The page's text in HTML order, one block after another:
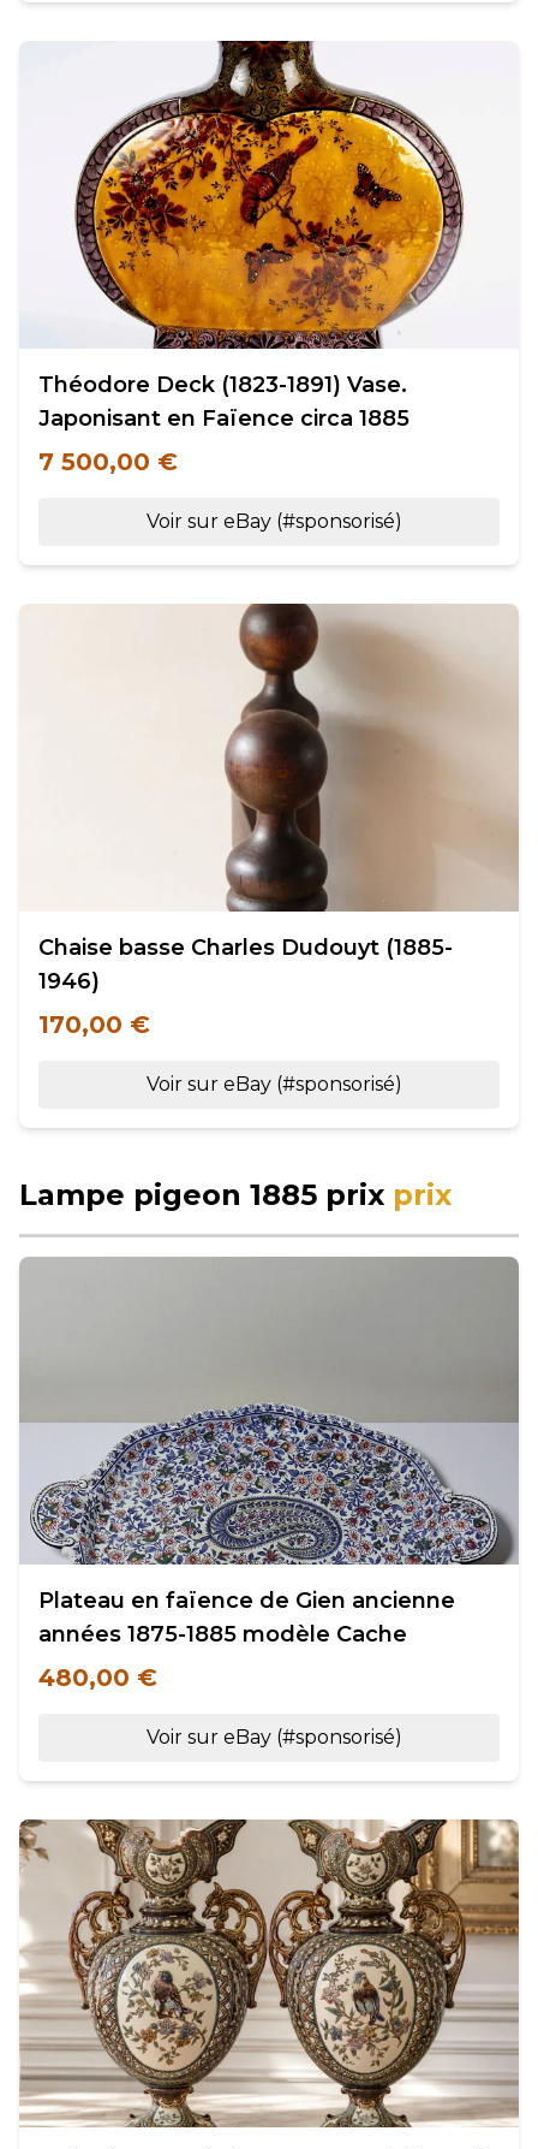
Théodore Deck (1823-1891) Vase.
Japonisant en Faïence circa 1885
7 500,00 €
Voir sur eBay (#sponsorisé)
Chaise basse Charles Dudouyt (1885-
1946)
170,00 €
Voir sur eBay (#sponsorisé)
Lampe pigeon 1885 prix prix
Plateau en faïence de Gien ancienne
années 1875-1885 modèle Cache
480,00 €
Voir sur eBay (#sponsorisé)